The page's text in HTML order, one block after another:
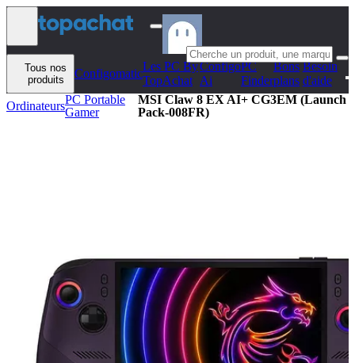
Aller au contenu
Tous nos
produits
Configomatic
Les PC By
TopAchat
Configo
Ai
PC
Finder
Bons
plans
Besoin
d'aide
OrdinateursPC Portable
Gamer
MSI Claw 8 EX AI+ CG3EM (Launch
Pack-008FR)